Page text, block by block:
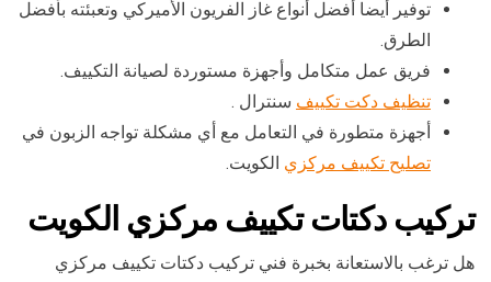
توفير أيضا أفضل أنواع غاز الفريون الأميركي وتعبئته بأفضل
الطرق.
فريق عمل متكامل وأجهزة مستوردة لصيانة التكييف.
تنظيف دكت تكييف سنترال .
أجهزة متطورة في التعامل مع أي مشكلة تواجه الزبون في
تصليح تكييف مركزي الكويت.
تركيب دكتات تكييف مركزي الكويت
هل ترغب بالاستعانة بخبرة فني تركيب دكتات تكييف مركزي